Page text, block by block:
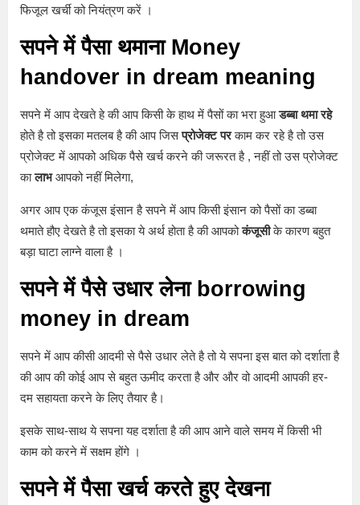
फिजूल खर्ची को नियंत्रण करें ।
सपने में पैसा थमाना Money
handover in dream meaning
सपने में आप देखते हे की आप किसी के हाथ में पैसों का भरा हुआडब्बा थमा रहे
होते है तो इसका मतलब है की आप जिसप्रोजेक्ट परकाम कर रहे है तो उस
प्रोजेक्ट में आपको अधिक पैसे खर्च करने की जरूरत है , नहीं तो उस प्रोजेक्ट
कालाभआपको नहीं मिलेगा,
अगर आप एक कंजूस इंसान है सपने में आप किसी इंसान को पैसों का डब्बा
थमाते हौए देखते है तो इसका ये अर्थ होता है की आपकोकंजूसीके कारण बहुत
बड़ा घाटा लाग्ने वाला है ।
सपने में पैसे उधार लेना borrowing
money in dream
सपने में आप कीसी आदमी से पैसे उधार लेते है तो ये सपना इस बात को दर्शाता है
की आप की कोई आप से बहुत ऊमीद करता है और और वो आदमी आपकी हर-
दम सहायता करने के लिए तैयार है।
इसके साथ-साथ ये सपना यह दर्शाता है की आप आने वाले समय में किसी भी
काम को करने में सक्षम होंगे ।
सपने में पैसा खर्च करते हुए देखना